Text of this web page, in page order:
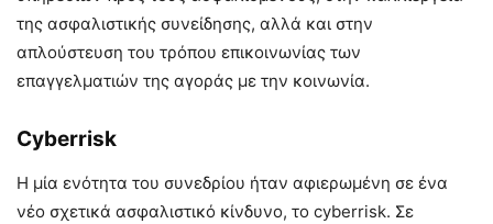
της ασφαλιστικής συνείδησης, αλλά και στην
απλούστευση του τρόπου επικοινωνίας των
επαγγελματιών της αγοράς με την κοινωνία.
Cyberrisk
Η μία ενότητα του συνεδρίου ήταν αφιερωμένη σε ένα
νέο σχετικά ασφαλιστικό κίνδυνο, το cyberrisk. Σε